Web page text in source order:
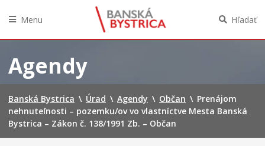
obsah
Menu Hľadať
Agendy
Banská Bystrica \ Úrad \ Agendy \ Občan \ Prenájom
nehnuteľnosti – pozemku/ov vo vlastníctve Mesta Banská
Bystrica – Zákon č. 138/1991 Zb. – Občan